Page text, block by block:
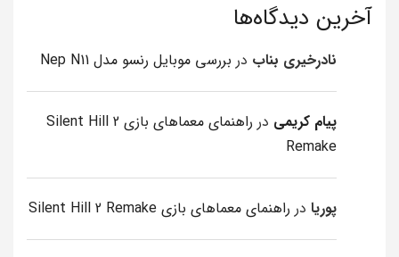
آخرین دیدگاه‌ها
نادرخیری بناب در بررسی موبایل رنسو مدل Nep N11
پیام کریمی در
راهنمای معماهای بازی Silent Hill 2
Remake
پوریا در راهنمای معماهای بازی Silent Hill 2 Remake